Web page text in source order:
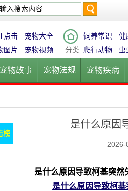
索
点击
宠物大全
图片
宠物视频 分类
饲养常识 健
爬行动物
虫
宠物故事 宠物法规 宠物疾病
是什么原因
2026-
是什么原因导致柯基突然
是什么原因导致柯基
榜